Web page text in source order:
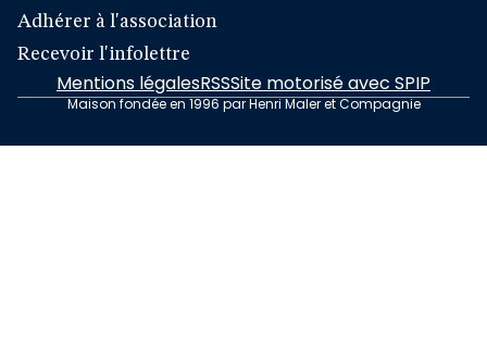
Adhérer à l'association
Recevoir l'infolettre
Mentions légalesRSSSite motorisé avec SPIP
Maison fondée en 1996 par Henri Maler et Compagnie